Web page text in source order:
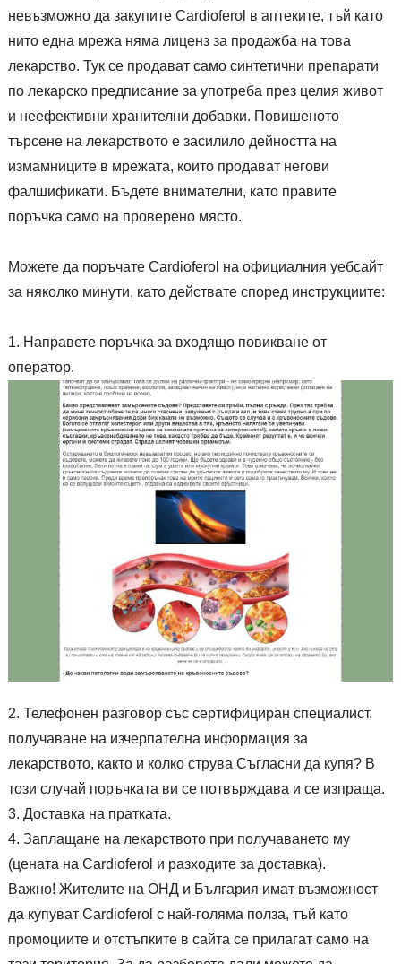
невъзможно да закупите Cardioferol в аптеките, тъй като
нито една мрежа няма лиценз за продажба на това
лекарство. Тук се продават само синтетични препарати
по лекарско предписание за употреба през целия живот
и неефективни хранителни добавки. Повишеното
търсене на лекарството е засилило дейността на
измамниците в мрежата, които продават негови
фалшификати. Бъдете внимателни, като правите
поръчка само на проверено място.
Можете да поръчате Cardioferol на официалния уебсайт
за няколко минути, като действате според инструкциите:
Направете поръчка за входящо повикване от
оператор.
Телефонен разговор със сертифициран специалист,
получаване на изчерпателна информация за
лекарството, както и колко струва Съгласни да купя? В
този случай поръчката ви се потвърждава и се изпраща.
Доставка на пратката.
Заплащане на лекарството при получаването му
(цената на Cardioferol и разходите за доставка).
Важно! Жителите на ОНД и България имат възможност
да купуват Cardioferol с най-голяма полза, тъй като
промоциите и отстъпките в сайта се прилагат само на